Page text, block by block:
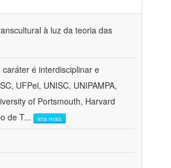
à luz da teoria das
é interdisciplinar e
UFPel, UNISC, UNIPAMPA,
of Portsmouth, Harvard
de T... leia mais